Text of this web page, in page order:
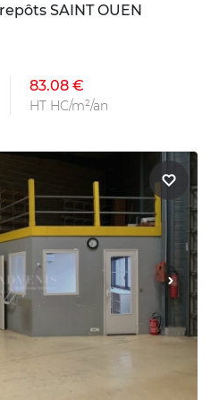
SAINT OUEN
83.08 €
HT HC/m²/an